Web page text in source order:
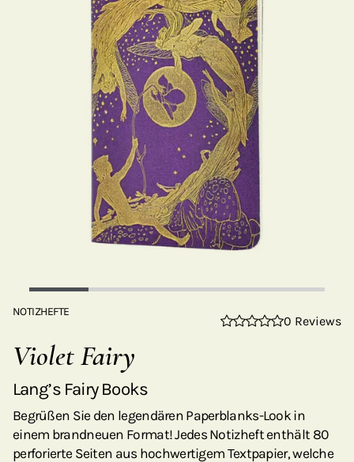
NOTIZHEFTE
0 Reviews
Violet Fairy
Lang’s Fairy Books
Begrüßen Sie den legendären Paperblanks-Look in
einem brandneuen Format! Jedes Notizheft enthält 80
perforierte Seiten aus hochwertigem Textpapier, welche